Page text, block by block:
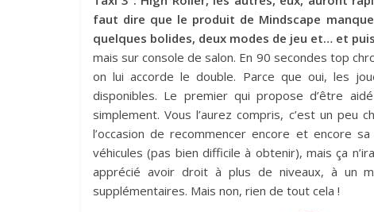
faut dire que le produit de Mindscape
quelques bolides, deux modes de jeu et… et
mais sur console de salon. En 90 secondes top
on lui accorde le double. Parce que oui, les
disponibles. Le premier qui propose d’être
simplement. Vous l’aurez compris, c’est un peu
l’occasion de recommencer encore et encore
véhicules (pas bien difficile à obtenir), mais ça
apprécié avoir droit à plus de niveaux, à un
supplémentaires. Mais non, rien de tout cela !